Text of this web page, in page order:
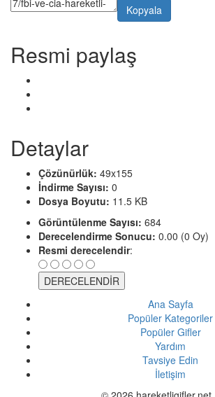
Kopyala
Resmi paylaş
Detaylar
Çözünürlük: 49x155
İndirme Sayısı: 0
Dosya Boyutu: 11.5 KB
Görüntülenme Sayısı: 684
Derecelendirme Sonucu: 0.00 (0 Oy)
Resmi derecelendir:
Ana Sayfa
Popüler Kategoriler
Popüler Gifler
Yardım
Tavsiye Edin
İletişim